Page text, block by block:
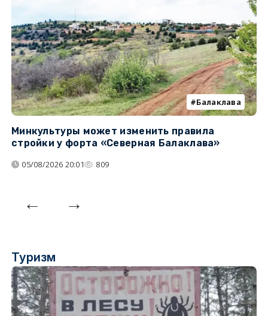
Балаклава
Минкультуры может изменить правила
стройки у форта «Северная Балаклава»
05/08/2026 20:01 809
Туризм